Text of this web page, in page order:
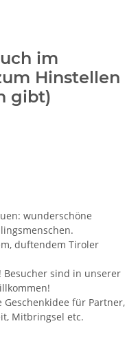
im
Hinstellen
gibt)
wunderschöne
duftendem Tiroler
sind in unserer
Geschenkidee für Partner,
Mitbringsel etc.